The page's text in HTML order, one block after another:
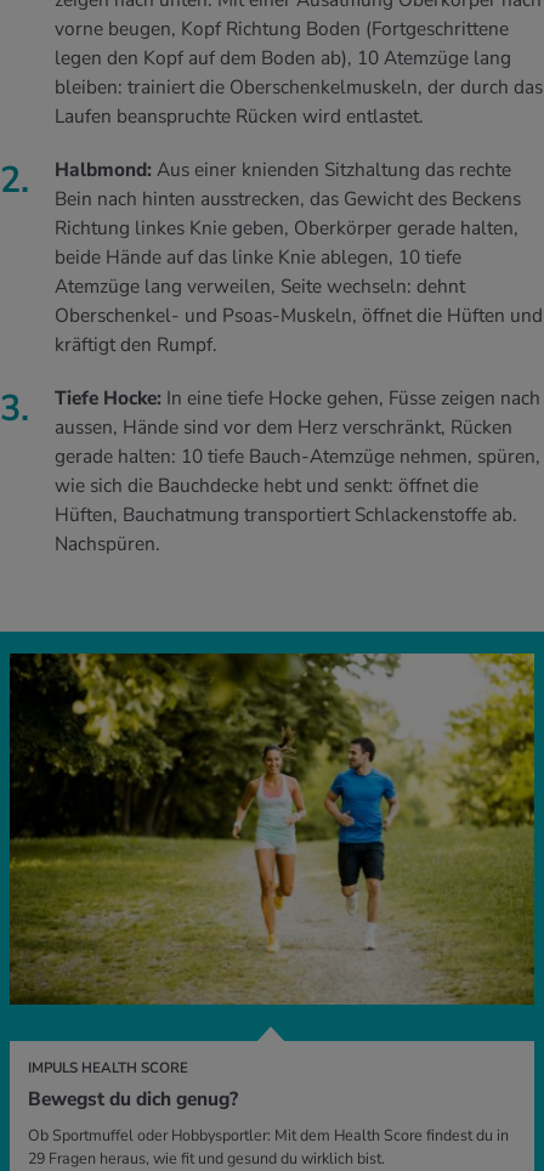
vorne beugen, Kopf Richtung Boden (Fortgeschrittene
legen den Kopf auf dem Boden ab), 10 Atemzüge lang
bleiben: trainiert die Oberschenkelmuskeln, der durch das
Laufen beanspruchte Rücken wird entlastet.
Halbmond: Aus einer knienden Sitzhaltung das rechte
Bein nach hinten ausstrecken, das Gewicht des Beckens
Richtung linkes Knie geben, Oberkörper gerade halten,
beide Hände auf das linke Knie ablegen, 10 tiefe
Atemzüge lang verweilen, Seite wechseln: dehnt
Oberschenkel- und Psoas-Muskeln, öffnet die Hüften und
kräftigt den Rumpf.
Tiefe Hocke: In eine tiefe Hocke gehen, Füsse zeigen nach
aussen, Hände sind vor dem Herz verschränkt, Rücken
gerade halten: 10 tiefe Bauch-Atemzüge nehmen, spüren,
wie sich die Bauchdecke hebt und senkt: öffnet die
Hüften, Bauchatmung transportiert Schlackenstoffe ab.
Nachspüren.
IMPULS HEALTH SCORE
Bewegst du dich genug?
Ob Sportmuffel oder Hobbysportler: Mit dem Health Score findest du in
29 Fragen heraus, wie fit und gesund du wirklich bist.